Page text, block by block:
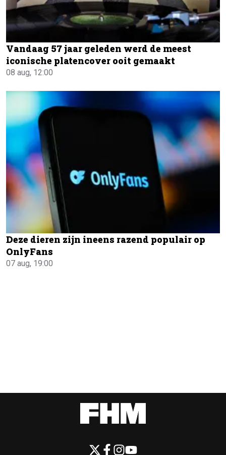
Vandaag 57 jaar geleden werd de meest
iconische platencover ooit gemaakt
08 aug, 12:00
Deze dieren zijn ineens razend populair op
OnlyFans
07 aug, 19:00